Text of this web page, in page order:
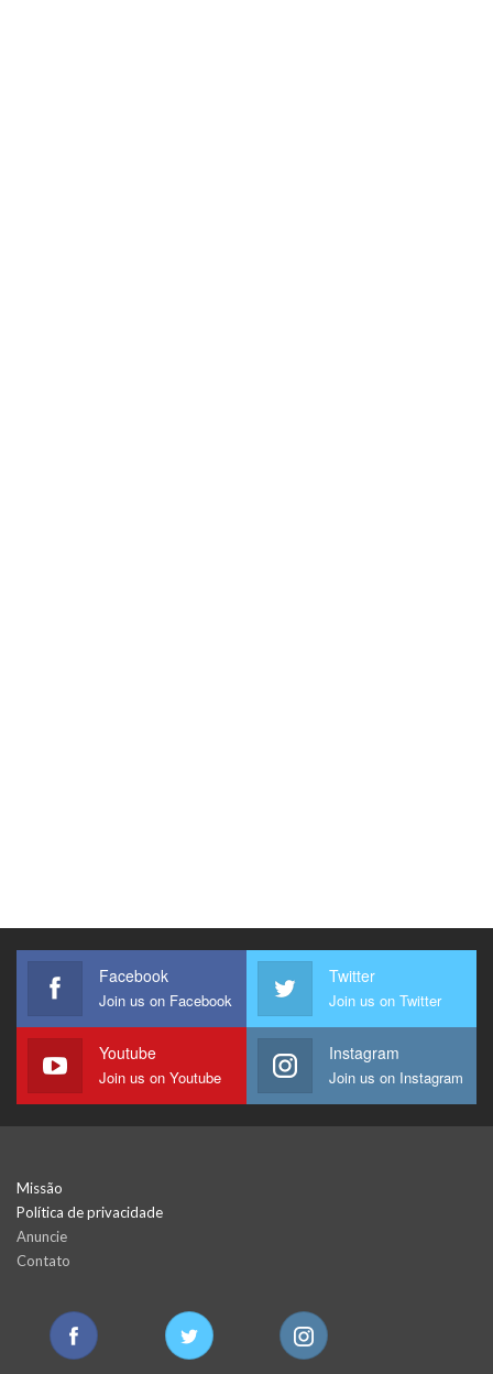
Facebook
Join us on Facebook
Twitter
Join us on Twitter
Youtube
Join us on Youtube
Instagram
Join us on Instagram
Missão
Política de privacidade
Anuncie
Contato